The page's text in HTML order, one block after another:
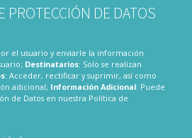
PROTECCIÓN DE DATOS
el usuario y enviarle la información
Destinatarios: Solo se realizan
: Acceder, rectificar y suprimir, así como
adicional; Información Adicional: Puede
de Datos en nuestra Política de